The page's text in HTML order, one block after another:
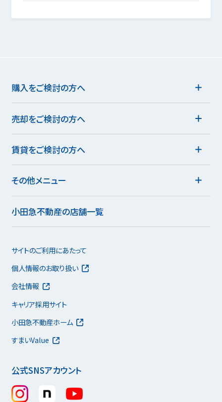
購入をご検討の方へ
売却をご検討の方へ
賃貸をご検討の方へ
その他メニュー
小田急不動産の店舗一覧
公式SNSアカウント
サイトのご利用にあたって
個人情報のお取り扱い
会社情報
キャリア採用サイト
小田急不動産ホーム
すまいValue